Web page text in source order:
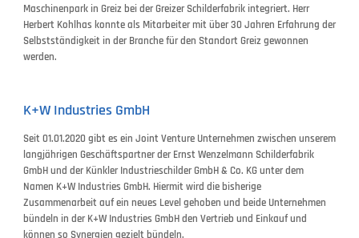
Maschinenpark in Greiz bei der Greizer Schilderfabrik integriert. Herr
Herbert Kohlhas konnte als Mitarbeiter mit über 30 Jahren Erfahrung der
Selbstständigkeit in der Branche für den Standort Greiz gewonnen
werden.
K+W Industries GmbH
Seit 01.01.2020 gibt es ein Joint Venture Unternehmen zwischen unserem
langjährigen Geschäftspartner der Ernst Wenzelmann Schilderfabrik
GmbH und der Künkler Industrieschilder GmbH & Co. KG unter dem
Namen K+W Industries GmbH. Hiermit wird die bisherige
Zusammenarbeit auf ein neues Level gehoben und beide Unternehmen
bündeln in der K+W Industries GmbH den Vertrieb und Einkauf und
können so Synergien gezielt bündeln.